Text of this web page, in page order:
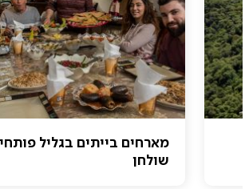
מארחים בייתים בגליל
שולחן